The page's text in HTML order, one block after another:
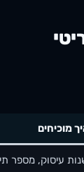
מוכיחים
עיסוק, מספר